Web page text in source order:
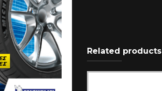
Related products